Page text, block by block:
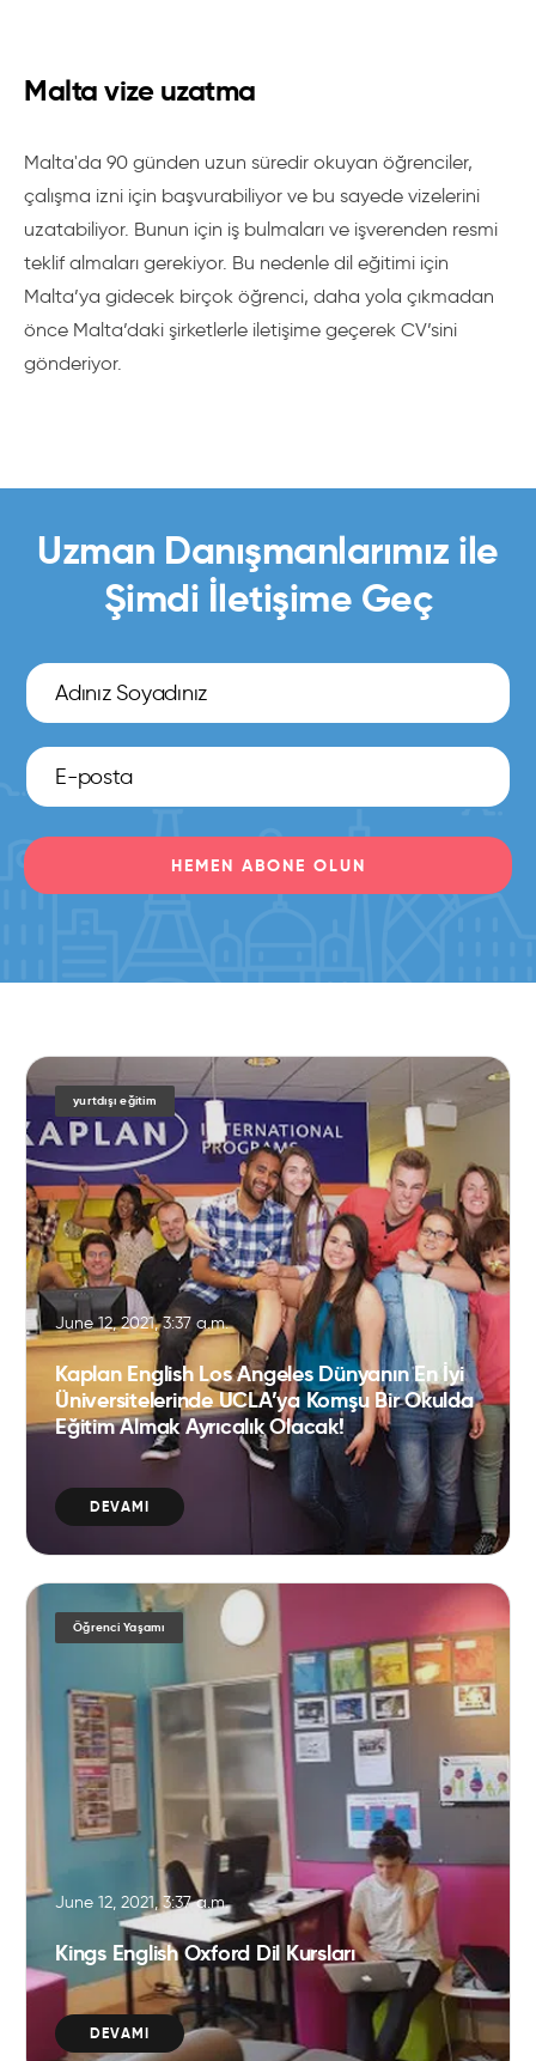
Malta vize uzatma
Malta'da 90 günden uzun süredir okuyan öğrenciler,
çalışma izni için başvurabiliyor ve bu sayede vizelerini
uzatabiliyor. Bunun için iş bulmaları ve işverenden resmi
teklif almaları gerekiyor. Bu nedenle dil eğitimi için
Malta’ya gidecek birçok öğrenci, daha yola çıkmadan
önce Malta’daki şirketlerle iletişime geçerek CV’sini
gönderiyor.
Uzman Danışmanlarımız ile
Şimdi İletişime Geç
HEMEN ABONE OLUN
yurtdışı eğitim
June 12, 2021, 3:37 a.m.
Kaplan English Los Angeles Dünyanın En İyi
Üniversitelerinde UCLA’ya Komşu Bir Okulda
Eğitim Almak Ayrıcalık Olacak!
DEVAMI
Öğrenci Yaşamı
June 12, 2021, 3:37 a.m.
Kings English Oxford Dil Kursları
DEVAMI